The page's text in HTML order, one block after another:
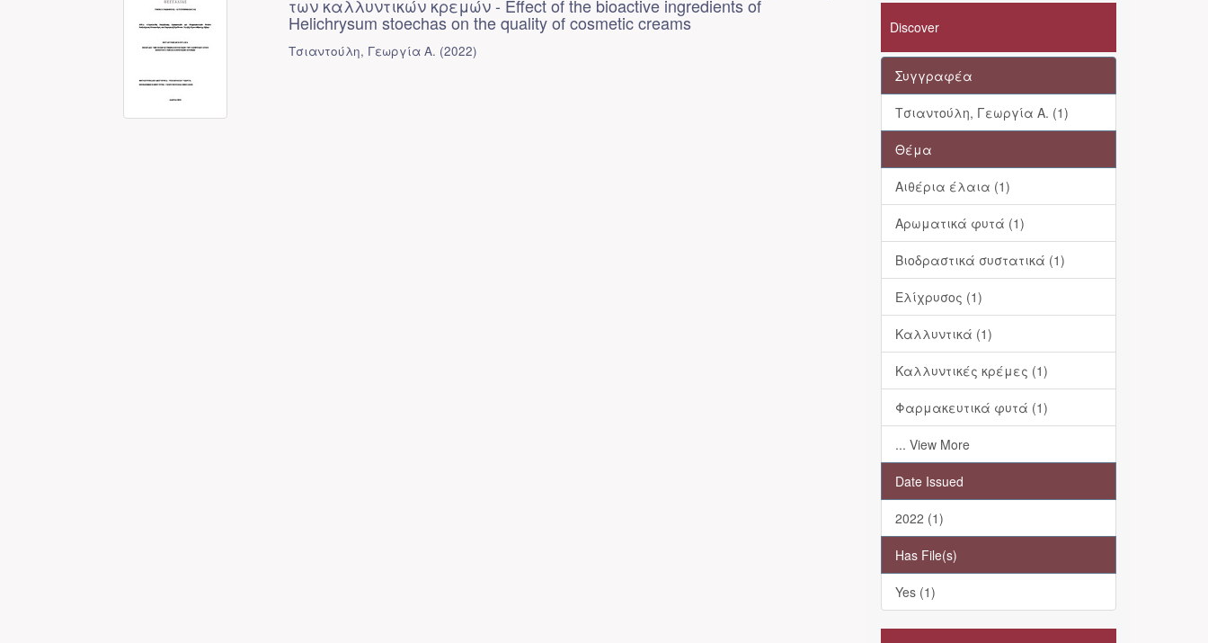
των καλλυντικών κρεμών - Effect οf the bioactive ingredients of
Helichrysum stoechas on the quality of cosmetic creams
Τσιαντούλη, Γεωργία Α. (2022)
Discover
Συγγραφέα
Τσιαντούλη, Γεωργία Α. (1)
Θέμα
Αιθέρια έλαια (1)
Αρωματικά φυτά (1)
Βιοδραστικά συστατικά (1)
Ελίχρυσος (1)
Καλλυντικά (1)
Καλλυντικές κρέμες (1)
Φαρμακευτικά φυτά (1)
... View More
Date Issued
2022 (1)
Has File(s)
Yes (1)